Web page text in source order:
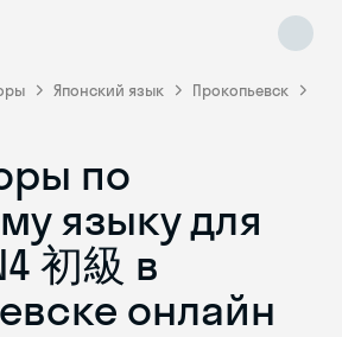
Японский язык
Прокопьевск
по
языку для
初級 в
онлайн